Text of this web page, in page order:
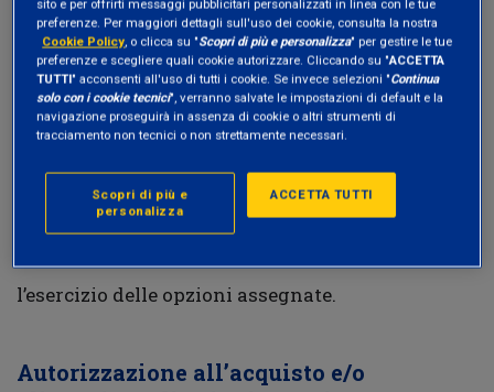
ai sensi dell’articolo 114-bis D.Lgs. 58/98
Etica Sgr, ha riscontrato che nel Piano di stock
option mancano alcuni elementi ritenuti
necessari, secondo la Politica di Engagement di
Etica Sgr, e precisamente la mancanza di una
chiara indicazione del numero dei beneficiari e la
l’esercizio delle opzioni assegnate.
Autorizzazione all’acquisto e/o
sito e per offrirti messaggi pubblicitari personalizzati in linea con le tue
preferenze. Per maggiori dettagli sull'uso dei cookie, consulta la nostra
Cookie Policy, o clicca su "Scopri di più e personalizza" per gestire le tue
preferenze e scegliere quali cookie autorizzare. Cliccando su "ACCETTA
TUTTI" acconsenti all'uso di tutti i cookie. Se invece selezioni "Continua
solo con i cookie tecnici", verranno salvate le impostazioni di default e la
navigazione proseguirà in assenza di cookie o altri strumenti di
tracciamento non tecnici o non strettamente necessari.
ACCETTA TUTTI
Scopri di più e
personalizza